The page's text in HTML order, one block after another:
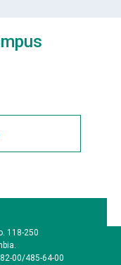
de la
118-250
00/485-64-00